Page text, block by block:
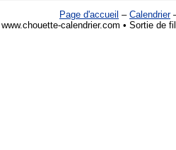
Page d'accueil – Calendrier
calendrier.com • Sortie